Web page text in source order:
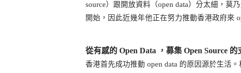
source）跟開放資料（open data）分太細，莫
開始，因此近幾年他正在努力推動香港政府來
從有感的 Open Data ，募集 Open Source 的
香港首先成功推動 open data 的原因源於生活